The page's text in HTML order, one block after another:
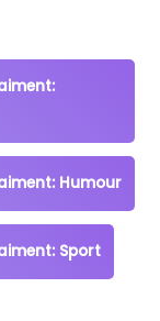
Humour
Sport